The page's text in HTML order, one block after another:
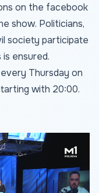
on the facebook
show. Politicians,
society participate
ensured.
Thursday on
with 20:00.